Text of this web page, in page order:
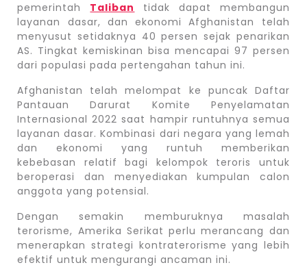
pemerintah Taliban
tidak dapat membangun
layanan dasar, dan ekonomi Afghanistan telah
menyusut setidaknya 40 persen sejak penarikan
AS. Tingkat kemiskinan bisa mencapai 97 persen
dari populasi pada pertengahan tahun ini.
Afghanistan telah melompat ke puncak Daftar
Pantauan Darurat Komite Penyelamatan
Internasional 2022 saat hampir runtuhnya semua
layanan dasar. Kombinasi dari negara yang lemah
dan ekonomi yang runtuh memberikan
kebebasan relatif bagi kelompok teroris untuk
beroperasi dan menyediakan kumpulan calon
anggota yang potensial.
Dengan semakin memburuknya masalah
terorisme, Amerika Serikat perlu merancang dan
menerapkan strategi kontraterorisme yang lebih
efektif untuk mengurangi ancaman ini.